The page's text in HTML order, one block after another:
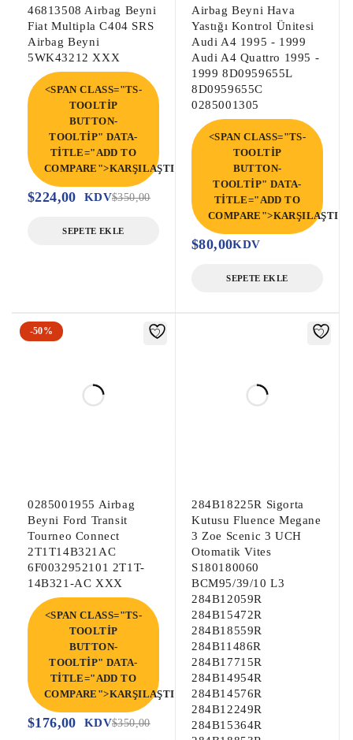
46813508 Airbag Beyni
Fiat Multipla C404 SRS
Airbag Beyni
5WK43212 XXX
<SPAN CLASS="TS-
TOOLTIP
BUTTON-
TOOLTIP" DATA-
TITLE="ADD TO
COMPARE">KARŞILAŞTIR</SPAN>
$350,00
$224,00 KDV
SEPETE EKLE
Airbag Beyni Hava
Yastığı Kontrol Ünitesi
Audi A4 1995 - 1999
Audi A4 Quattro 1995 -
1999 8D0959655L
8D0959655C
0285001305
<SPAN CLASS="TS-
TOOLTIP
BUTTON-
TOOLTIP" DATA-
TITLE="ADD TO
$80,00KDV
SEPETE EKLE
-50%
0285001955 Airbag
Beyni Ford Transit
Tourneo Connect
2T1T14B321AC
6F0032952101 2T1T-
14B321-AC XXX
<SPAN CLASS="TS-
TOOLTIP
BUTTON-
TOOLTIP" DATA-
TITLE="ADD TO
COMPARE">KARŞILAŞTIR</SPAN>
$350,00
$176,00 KDV
284B18225R Sigorta
Kutusu Fluence Megane
3 Zoe Scenic 3 UCH
Otomatik Vites
S180180060
BCM95/39/10 L3
284B12059R
284B15472R
284B18559R
284B11486R
284B17715R
284B14954R
284B14576R
284B12249R
284B15364R